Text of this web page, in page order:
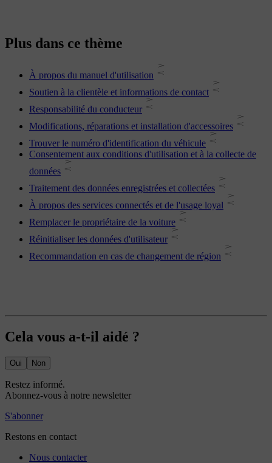
Plus dans ce thème
À propos du manuel d'utilisation
Soutien à la clientèle et informations de contact
Responsabilité du conducteur
Modifications, réparations et installation d'accessoires
Trouver le numéro d'identification du véhicule
Consentement aux conditions d'utilisation et à la collecte de
données
Traitement des données enregistrées et collectées
À propos des services connectés et de l'usage loyal
Remplacer le propriétaire de la voiture
Réinitialiser les données d'utilisateur
Recommandation en cas de changement de région
Cela vous a-t-il aidé ?
Oui Non